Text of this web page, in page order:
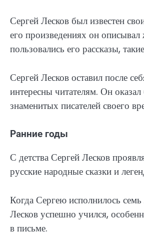
Сергей Лесков был известен
его произведениях он
пользовались его рассказы,
Сергей Лесков оставил после
интересны читателям. Он
знаменитых писателей своего
Ранние годы
С детства Сергей Лесков
русские народные сказки и
Когда Сергею исполнилось семь
Лесков успешно учился,
в письме.